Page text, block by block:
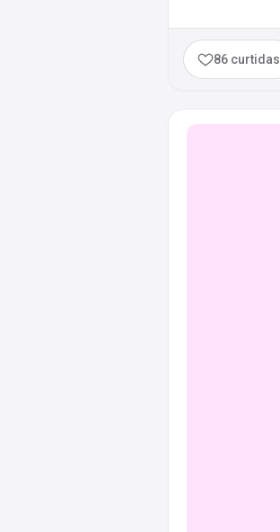
86 curtidas